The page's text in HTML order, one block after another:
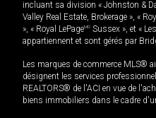
incluant sa division « Johnston &
Valley Real Estate, Brokerage », «
», « Royal LePageMD Sussex », et «
appartiennent et sont gérés par
Les marques de commerce MLS®
désignent les services
REALTORS® de l'ACI en vue de
biens immobiliers dans le cadre